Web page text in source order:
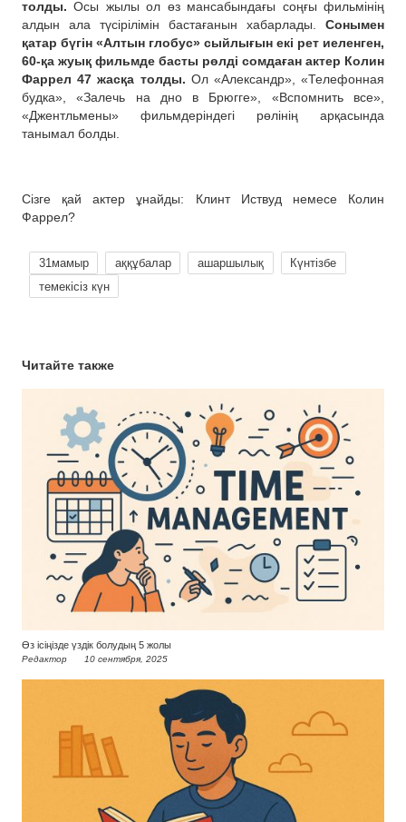
толды. Осы жылы ол өз мансабындағы соңғы фильмінің
алдын ала түсірілімін бастағанын хабарлады. Сонымен
қатар бүгін «Алтын глобус» сыйлығын екі рет иеленген,
60-қа жуық фильмде басты рөлді сомдаған актер Колин
Фаррел 47 жасқа толды. Ол «Александр», «Телефонная
будка», «Залечь на дно в Брюгге», «Вспомнить все»,
«Джентльмены» фильмдеріндегі рөлінің арқасында
танымал болды.
Сізге қай актер ұнайды: Клинт Иствуд немесе Колин
Фаррел?
31мамыр аққұбалар ашаршылық
Күнтізбе
темекісіз күн
Читайте также
Өз ісіңізде үздік болудың 5 жолы
Редактор 10 сентября, 2025